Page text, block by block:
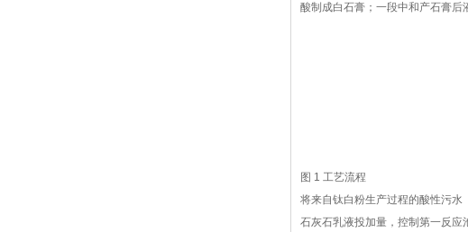
酸制成白石膏；一段中和产石膏后
图 1 工艺流程
将来自钛白粉生产过程的酸性污
石灰石乳液投加量，控制第一反